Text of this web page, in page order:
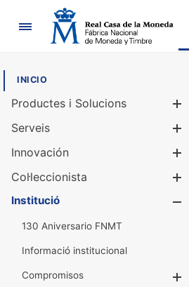
Navegació
INICIO
Productes i Solucions
Serveis
Innovación
Col·leccionista
Institució
130 Aniversario FNMT
Informació institucional
Compromisos